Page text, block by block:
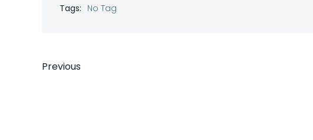
Tags: No Tag
Post
Previous